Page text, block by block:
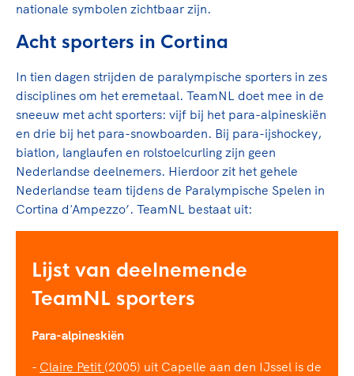
nationale symbolen zichtbaar zijn.
Acht sporters in Cortina
In tien dagen strijden de paralympische sporters in zes
disciplines om het eremetaal. TeamNL doet mee in de
sneeuw met acht sporters: vijf bij het para-alpineskiën
en drie bij het para-snowboarden. Bij para-ijshockey,
biatlon, langlaufen en rolstoelcurling zijn geen
Nederlandse deelnemers. Hierdoor zit het gehele
Nederlandse team tijdens de Paralympische Spelen in
Cortina d'Ampezzo’. TeamNL bestaat uit:
Lijst van deelnemende
TeamNL sporters
Para-alpineskiën
- Claire Petit (2005) uit Capelle aan den IJssel is de